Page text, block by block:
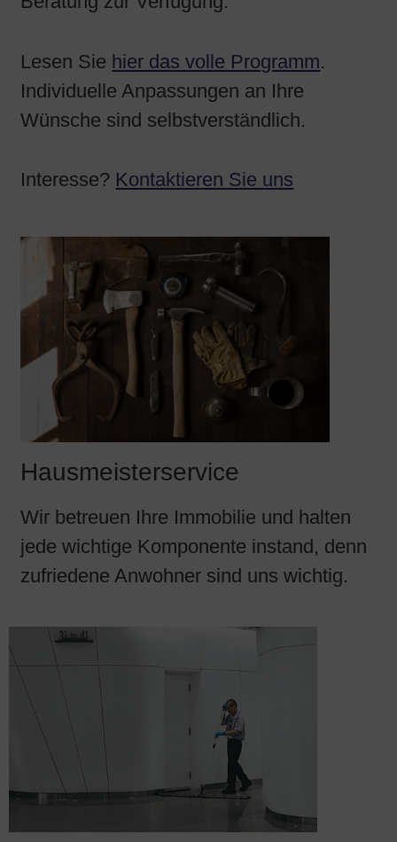
Lesen Sie hier das volle Programm.
Individuelle Anpassungen an Ihre
Wünsche sind selbstverständlich.
Interesse? Kontaktieren Sie uns
Hausmeisterservice
Wir betreuen Ihre Immobilie und halten
jede wichtige Komponente instand, denn
zufriedene Anwohner sind uns wichtig.